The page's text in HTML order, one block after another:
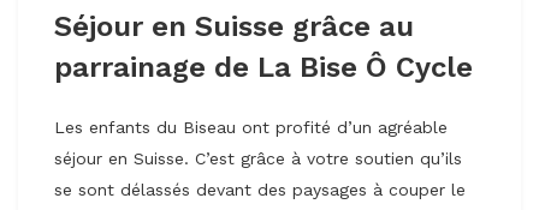
Séjour en Suisse grâce au
parrainage de La Bise Ô Cycle
Les enfants du Biseau ont profité d’un agréable
séjour en Suisse. C’est grâce à votre soutien qu’ils
se sont délassés devant des paysages à couper le